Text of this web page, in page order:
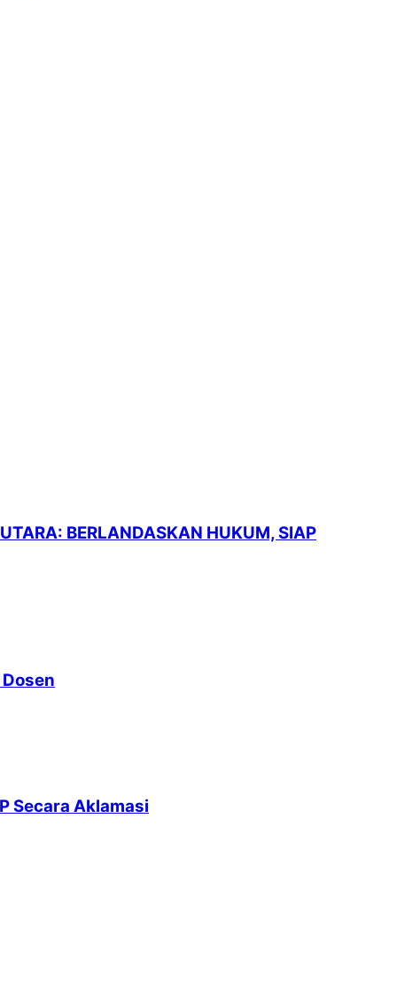
BERLANDASKAN HUKUM, SIAP
Secara Aklamasi